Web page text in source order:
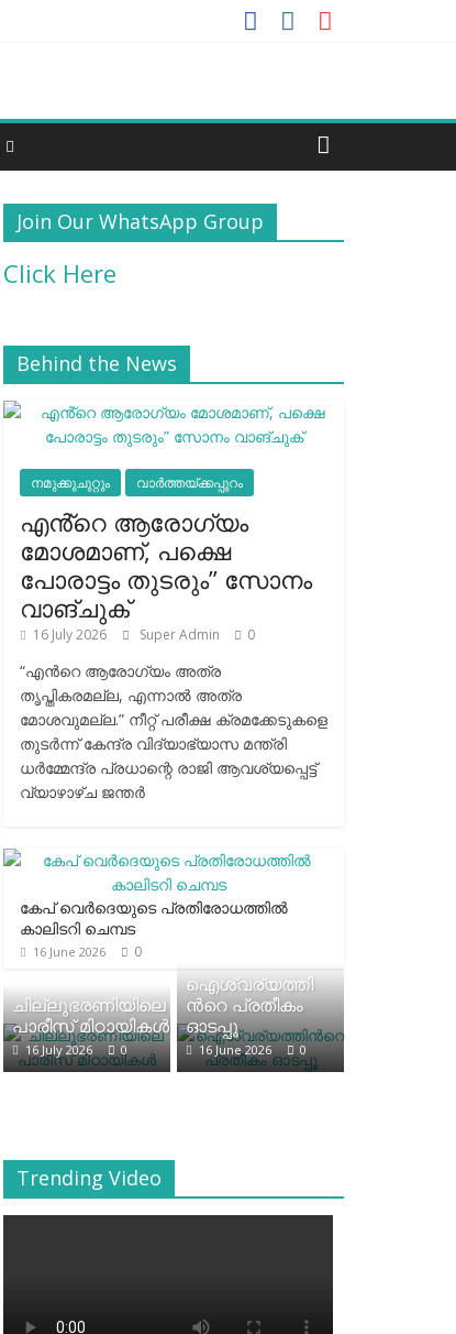
Join Our WhatsApp Group
Click Here
Behind the News
നമുക്കുചുറ്റും വാർത്തയ്ക്കപ്പുറം
എൻ്റെ ആരോഗ്യം
മോശമാണ്, പക്ഷെ
പോരാട്ടം തുടരും” സോനം
വാങ്ചുക്
16 July 2026 Super Admin 0
“എന്‍റെ ആരോഗ്യം അത്ര
തൃപ്തികരമല്ല, എന്നാൽ അത്ര
മോശവുമല്ല.” നീറ്റ് പരീക്ഷ ക്രമക്കേടുകളെ
തുടർന്ന് കേന്ദ്ര വിദ്യാഭ്യാസ മന്ത്രി
ധർമ്മേന്ദ്ര പ്രധാന്റെ രാജി ആവശ്യപ്പെട്ട്
വ്യാഴാഴ്ച ജന്തർ
കേപ് വെര്‍ദെയുടെ പ്രതിരോധത്തില്‍
കാലിടറി ചെമ്പട
16 June 2026 0
ചില്ലുഭരണിയിലെ
പാരീസ് മിഠായികള്‍
16 July 2026 0
ഐശ്വര്യത്തി
ന്‍റെ പ്രതീകം
ഓടപ്പൂ
16 June 2026 0
Trending Video